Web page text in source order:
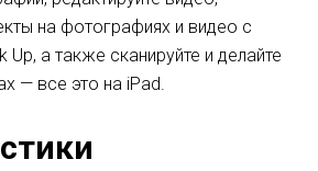
на фотографиях и видео с
а также сканируйте и делайте
— все это на iPad.